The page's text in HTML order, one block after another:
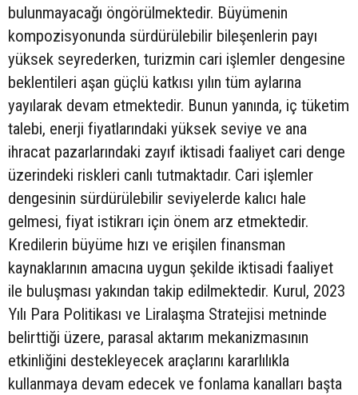
bulunmayacağı öngörülmektedir. Büyümenin
kompozisyonunda sürdürülebilir bileşenlerin payı
yüksek seyrederken, turizmin cari işlemler dengesine
beklentileri aşan güçlü katkısı yılın tüm aylarına
yayılarak devam etmektedir. Bunun yanında, iç tüketim
talebi, enerji fiyatlarındaki yüksek seviye ve ana
ihracat pazarlarındaki zayıf iktisadi faaliyet cari denge
üzerindeki riskleri canlı tutmaktadır. Cari işlemler
dengesinin sürdürülebilir seviyelerde kalıcı hale
gelmesi, fiyat istikrarı için önem arz etmektedir.
Kredilerin büyüme hızı ve erişilen finansman
kaynaklarının amacına uygun şekilde iktisadi faaliyet
ile buluşması yakından takip edilmektedir. Kurul, 2023
Yılı Para Politikası ve Liralaşma Stratejisi metninde
belirttiği üzere, parasal aktarım mekanizmasının
etkinliğini destekleyecek araçlarını kararlılıkla
kullanmaya devam edecek ve fonlama kanalları başta